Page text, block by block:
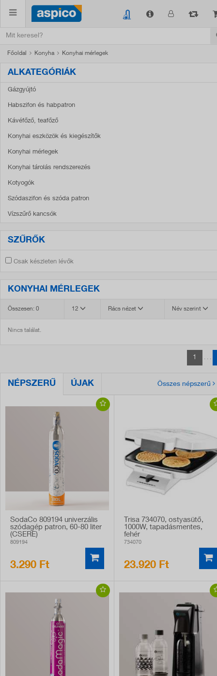
Főoldal Konyha Konyhai mérlegek
ALKATEGÓRIÁK
Gázgyújtó
Habszifon és habpatron
Kávéfőző, teafőző
Konyhai eszközök és kiegészítők
Konyhai mérlegek
Konyhai tárolás rendszerezés
Kotyogók
Szódaszifon és szóda patron
Vízszűrő kancsók
SZŰRŐK
Csak készleten lévők
KONYHAI MÉRLEGEK
Név szerint
Rács nézet
12
Összesen: 0
Nincs találat.
1 . . .
NÉPSZERŰ ÚJAK Összes népszerű
SodaCo 809194 univerzális
szódagép patron, 60-80 liter
(CSERE)
809194
3.290 Ft
Trisa 734070, ostyasütő,
1000W, tapadásmentes,
fehér
734070
23.920 Ft